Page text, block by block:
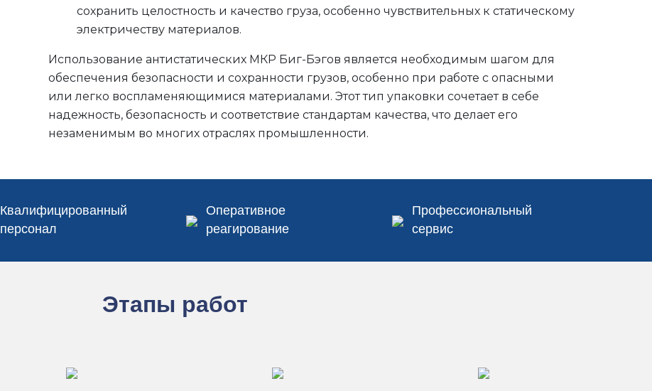
сохранить целостность и качество груза, особенно чувствительных к статическому
электричеству материалов.
Использование антистатических МКР Биг-Бэгов является необходимым шагом для
обеспечения безопасности и сохранности грузов, особенно при работе с опасными
или легко воспламеняющимися материалами. Этот тип упаковки сочетает в себе
надежность, безопасность и соответствие стандартам качества, что делает его
незаменимым во многих отраслях промышленности.
Квалифицированный
персонал
Оперативное
реагирование
Профессиональный
сервис
Этапы работ